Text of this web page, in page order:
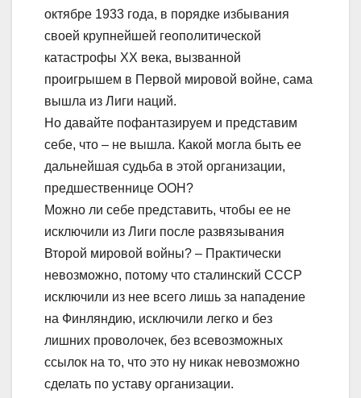
октябре 1933 года, в порядке избывания
своей крупнейшей геополитической
катастрофы ХХ века, вызванной
проигрышем в Первой мировой войне, сама
вышла из Лиги наций.
Но давайте пофантазируем и представим
себе, что – не вышла. Какой могла быть ее
дальнейшая судьба в этой организации,
предшественнице ООН?
Можно ли себе представить, чтобы ее не
исключили из Лиги после развязывания
Второй мировой войны? – Практически
невозможно, потому что сталинский СССР
исключили из нее всего лишь за нападение
на Финляндию, исключили легко и без
лишних проволочек, без всевозможных
ссылок на то, что это ну никак невозможно
сделать по уставу организации.